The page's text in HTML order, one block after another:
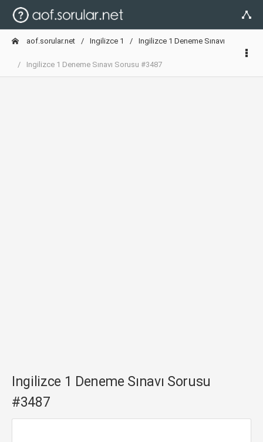
aof.sorular.net Ingilizce 1 Ingilizce 1 Deneme Sınavı
Ingilizce 1 Deneme Sınavı Sorusu #3487
Ingilizce 1 Deneme Sınavı Sorusu
#3487